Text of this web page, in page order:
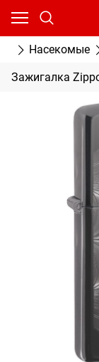
Насекомые
Зажигалка
Ваш город - Москва,
От выбранного